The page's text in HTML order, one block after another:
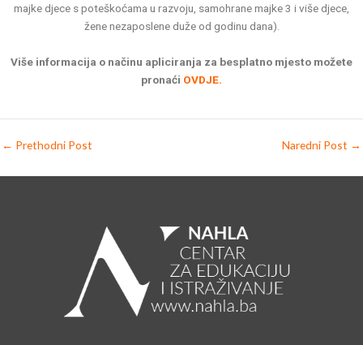
majke djece s poteškoćama u razvoju, samohrane majke 3 i više djece,
žene nezaposlene duže od godinu dana).
Više informacija o načinu apliciranja za besplatno mjesto možete
pronaći OVDJE.
← Prethodni Post Naredni Post →